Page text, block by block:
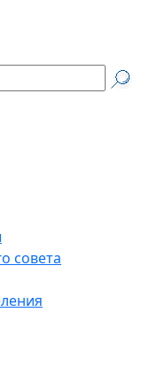
совета